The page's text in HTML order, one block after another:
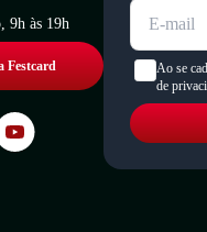
9h às 19h
Festcard
Ao se
de